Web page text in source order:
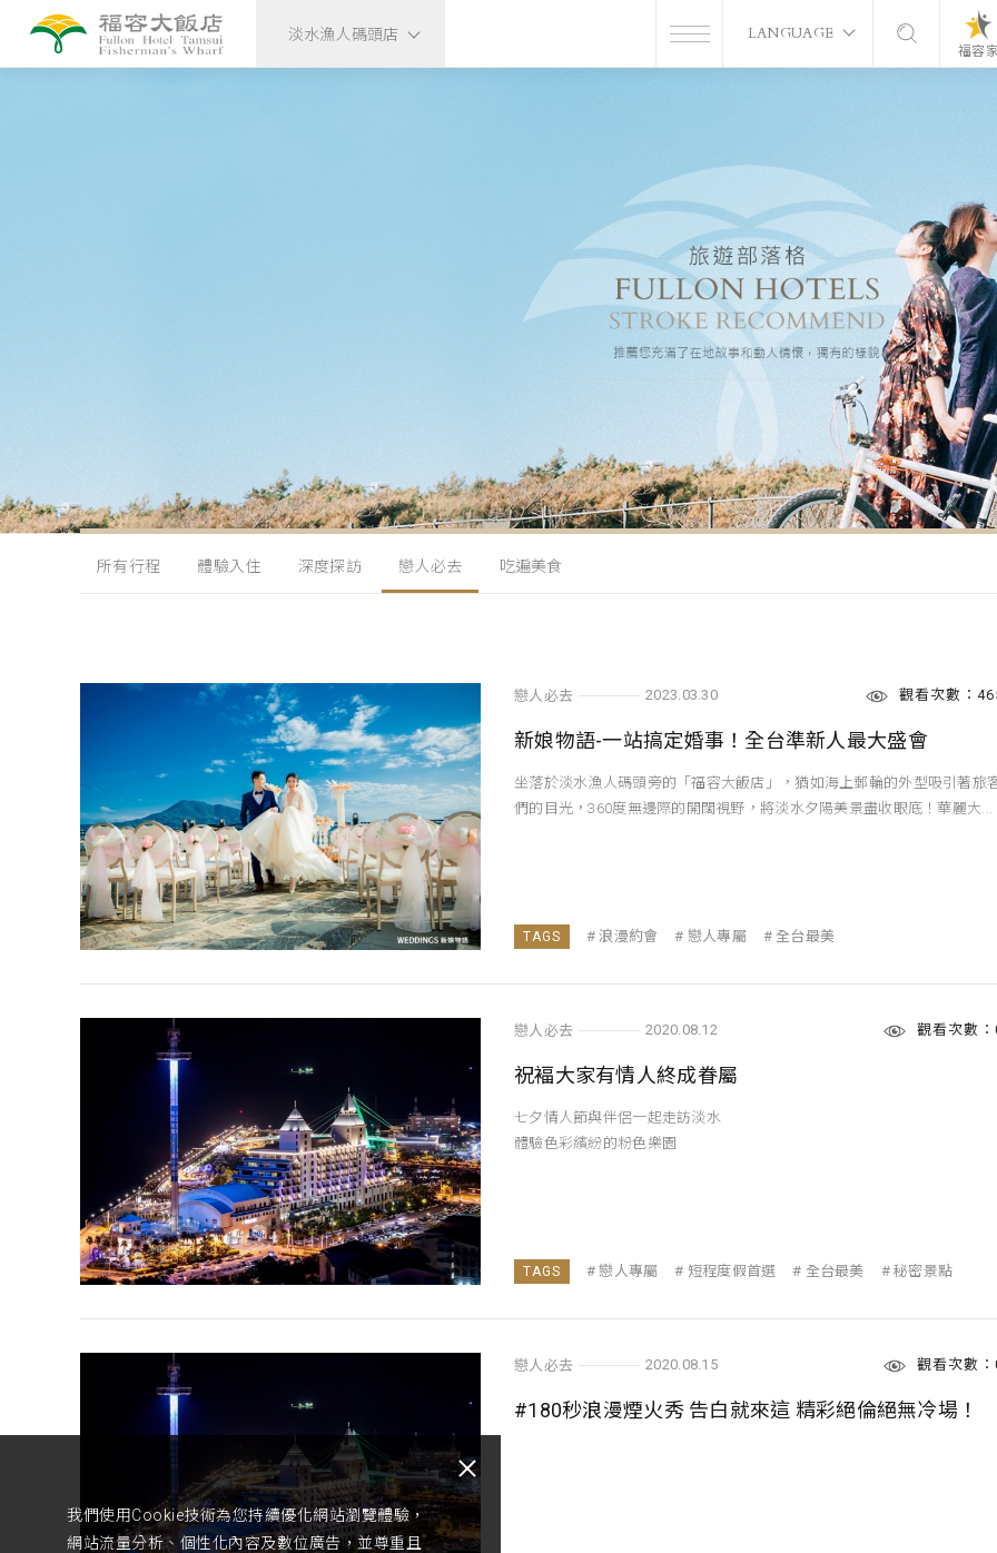
淡水漁人碼頭店 LANGUAGE
福容
所有行程 體驗入住 深度探訪 戀人必去 吃遍美食
戀人必去 2023.03.30 觀看次數：
新娘物語-一站搞定婚事！全台準新人最大盛會
坐落於淡水漁人碼頭旁的「福容大飯店」，猶如海上郵輪的外型吸引著旅
們的目光，360度無邊際的開闊視野，將淡水夕陽美景盡收眼底！華麗大...
浪漫約會 戀人專屬 全台最美
戀人必去 2020.08.12 觀看次數
祝褔大家有情人終成眷屬
七夕情人節與伴侶一起走訪淡水
體驗色彩繽紛的粉色樂園
戀人專屬 短程度假首選 全台最美 秘密景點
戀人必去 2020.08.15 觀看次數
#180秒浪漫煙火秀 告白就來這 精彩絕倫絕無冷場！
我們使用Cookie技術為您持續優化網站瀏覽體驗，
網站流量分析、個性化內容及數位廣告，並尊重且